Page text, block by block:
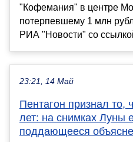
"Кофемания" в центре
потерпевшему 1 млн
РИА "Новости" со
23:21, 14 Май
Пентагон признал то,
лет: на снимках Луны
поддающееся